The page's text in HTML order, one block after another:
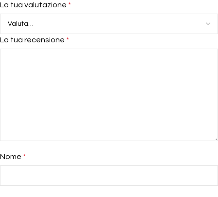
La tua valutazione *
La tua recensione *
Nome *